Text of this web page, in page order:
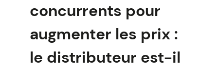
concurrents pour
augmenter les prix :
le distributeur est-il